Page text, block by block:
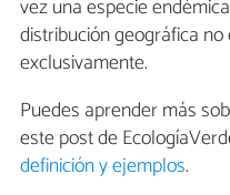
vez una especie
distribución geográfica
exclusivamente.
Puedes aprender más
este post de
definición y ejemplos.